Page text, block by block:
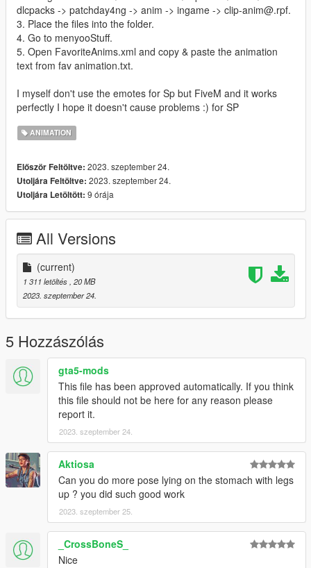
dlcpacks -> patchday4ng -> anim -> ingame -> clip-anim@.rpf.
3. Place the files into the folder.
4. Go to menyooStuff.
5. Open FavoriteAnims.xml and copy & paste the animation
text from fav animation.txt.
I myself don't use the emotes for Sp but FiveM and it works
perfectly I hope it doesn't cause problems :) for SP
ANIMATION
Először Feltöltve: 2023. szeptember 24.
Utoljára Feltöltve: 2023. szeptember 24.
Utoljára Letöltött: 9 órája
All Versions
(current)
1 311 letöltés, 20 MB
2023. szeptember 24.
5 Hozzászólás
gta5-mods
This file has been approved automatically. If you think
this file should not be here for any reason please
report it.
2023. szeptember 24.
Aktiosa
Can you do more pose lying on the stomach with legs
up ? you did such good work
2023. szeptember 25.
_CrossBoneS_
Nice